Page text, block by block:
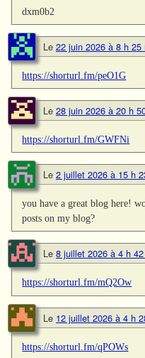
dxm0b2
Le 22 juin 2026 à 8 h 25
https://shorturl.fm/peO1G
Le 28 juin 2026 à 20 h
https://shorturl.fm/GWFNi
Le 2 juillet 2026 à 15 h
you have a great blog here!
posts on my blog?
Le 8 juillet 2026 à 4 h
https://shorturl.fm/mQ2Ow
Le 12 juillet 2026 à 4 h
https://shorturl.fm/qPOWs